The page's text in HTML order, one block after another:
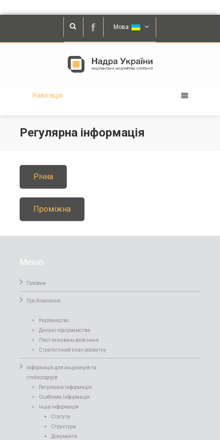
Мова:
Навігація
Регулярна інформація
Річна
Проміжна
Меню
Головна
Про Компанiю
Керівництво
Дочірні підприємства
Лист очікувань власника
Стратегічний план розвитку
Інформація для акціонерів та
стейхолдерів
Регулярна інформація
Особлива Інформація
Інша інформація
Статути
Структура
Документи